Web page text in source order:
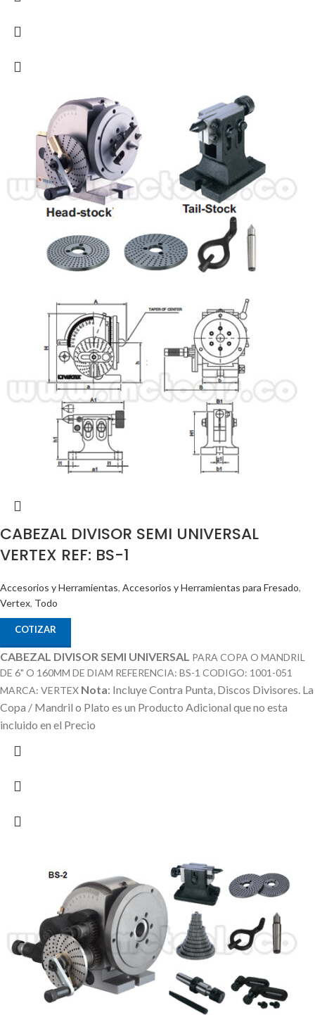
CABEZAL DIVISOR SEMI UNIVERSAL
VERTEX REF: BS-1
Accesorios y Herramientas, Accesorios y Herramientas para Fresado,
Vertex, Todo
COTIZAR
CABEZAL DIVISOR SEMI UNIVERSAL PARA COPA O MANDRIL
DE 6" O 160MM DE DIAM REFERENCIA: BS-1 CODIGO: 1001-051
MARCA: VERTEX Nota: Incluye Contra Punta, Discos Divisores. La
Copa / Mandril o Plato es un Producto Adicional que no esta
incluido en el Precio